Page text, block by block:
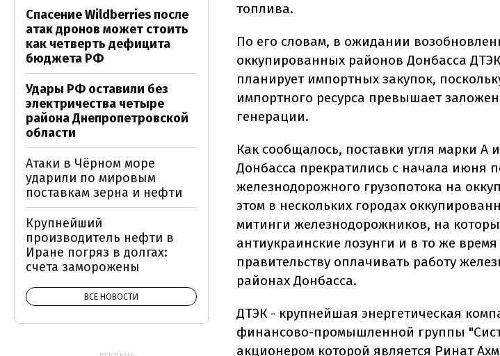
топлива.
По его словам, в ожидании
оккупированных районов Донбасса
планирует импортных закупок,
импортного ресурса превышает
генерации.
Как сообщалось, поставки угля марки А
Донбасса прекратились с начала июня
железнодорожного грузопотока на
этом в нескольких городах
митинги железнодорожников, на
антиукраинские лозунги и в то же
правительству оплачивать работу
районах Донбасса.
ДТЭК - крупнейшая энергетическая
финансово-промышленной группы
акционером которой является Ринат
Спасение Wildberries после
атак дронов может стоить
как четверть дефицита
бюджета РФ
Удары РФ оставили без
электричества четыре
района Днепропетровской
области
Атаки в Чёрном море
ударили по мировым
поставкам зерна и нефти
Крупнейший
производитель нефти в
Иране погряз в долгах:
счета заморожены
ВСЕ НОВОСТИ